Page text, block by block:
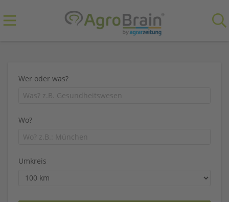
Wer oder was?
Wo?
Umkreis